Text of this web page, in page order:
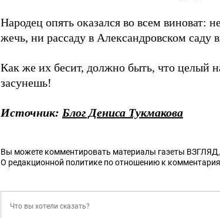
Народец опять оказался во всем виноват:
жечь, ни рассаду в Александровском саду
Как же их бесит, должно быть, что целый
засунешь!
Источник: Блог Дениса Тукмакова
Вы можете комментировать материалы газеты ВЗГЛЯД,
О редакционной политике по отношению к